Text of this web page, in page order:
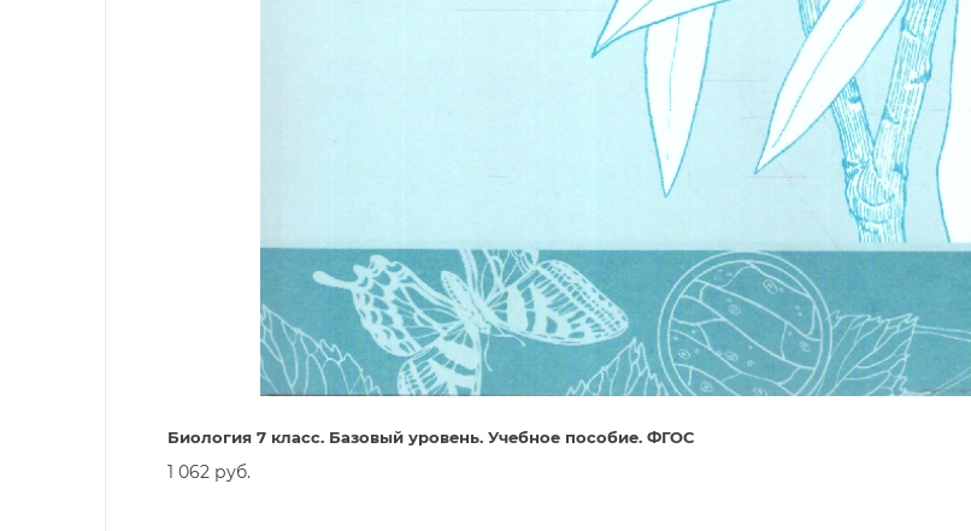
Биология 7 класс. Базовый уровень. Учебное пособие. ФГОС
1 062 руб.